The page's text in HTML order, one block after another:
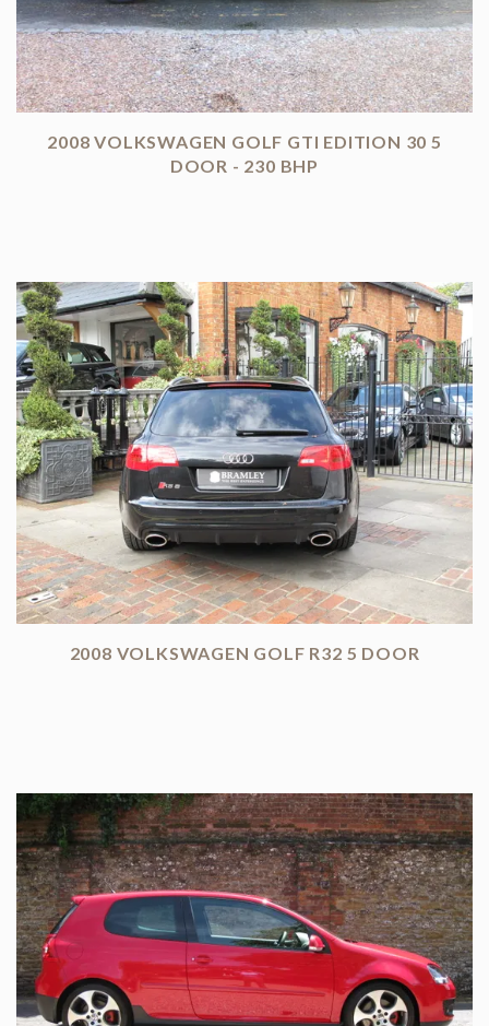
2008 VOLKSWAGEN GOLF GTI EDITION 30 5
DOOR - 230 BHP
2008 VOLKSWAGEN GOLF R32 5 DOOR